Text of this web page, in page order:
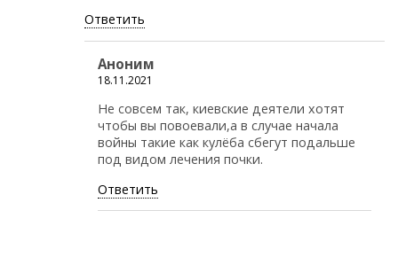
Ответить
Аноним
18.11.2021
Не совсем так, киевские деятели хотят
чтобы вы повоевали,а в случае начала
войны такие как кулёба сбегут подальше
под видом лечения почки.
Ответить